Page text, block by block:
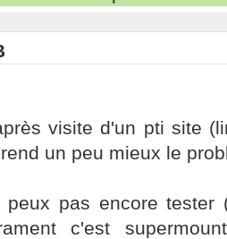
visite d'un pti site
un peu mieux le
peux pas encore tester
c'est